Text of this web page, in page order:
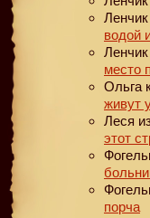
Ленчик
водой
Ленчик
место
Ольга
живут
Леся
этот
порча